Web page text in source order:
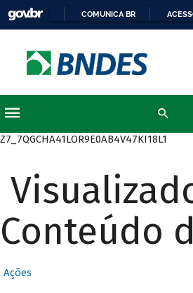
COMUNICA BR
Z7_7QGCHA41LOR9E0AB4V47KI18L1
Conteúdo
Ações